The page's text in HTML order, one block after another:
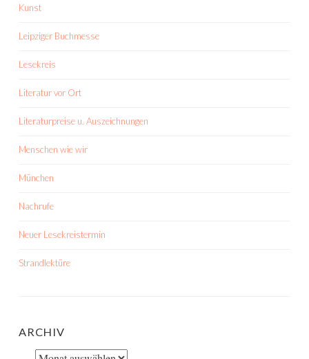
Kunst
Leipziger Buchmesse
Lesekreis
Literatur vor Ort
Literaturpreise u. Auszeichnungen
Menschen wie wir
München
Nachrufe
Neuer Lesekreistermin
Strandlektüre
ARCHIV